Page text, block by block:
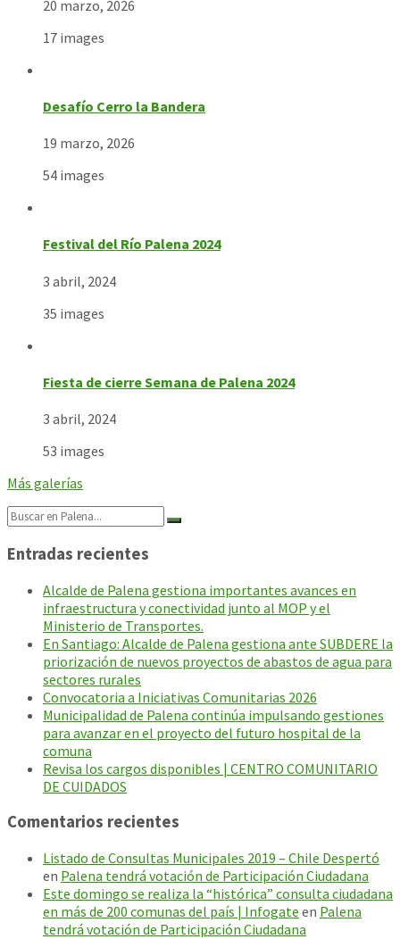
20 marzo, 2026
17 images
Desafío Cerro la Bandera
19 marzo, 2026
54 images
Festival del Río Palena 2024
3 abril, 2024
35 images
Fiesta de cierre Semana de Palena 2024
3 abril, 2024
53 images
Más galerías
Search:
Entradas recientes
Alcalde de Palena gestiona importantes avances en
infraestructura y conectividad junto al MOP y el
Ministerio de Transportes.
En Santiago: Alcalde de Palena gestiona ante SUBDERE la
priorización de nuevos proyectos de abastos de agua para
sectores rurales
Convocatoria a Iniciativas Comunitarias 2026
Municipalidad de Palena continúa impulsando gestiones
para avanzar en el proyecto del futuro hospital de la
comuna
Revisa los cargos disponibles | CENTRO COMUNITARIO
DE CUIDADOS
Comentarios recientes
Listado de Consultas Municipales 2019 – Chile Despertó
en Palena tendrá votación de Participación Ciudadana
Este domingo se realiza la “histórica” consulta ciudadana
en más de 200 comunas del país | Infogate en Palena
tendrá votación de Participación Ciudadana